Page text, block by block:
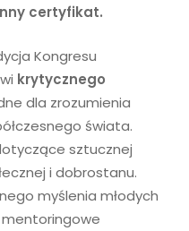
certyfikat.
Kongresu
krytycznego
dla zrozumienia
świata.
sztucznej
i dobrostanu.
myślenia młodych